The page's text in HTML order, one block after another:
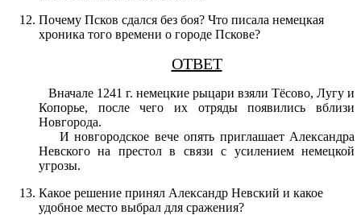
Почему Псков сдался без боя? Что писала немецкая
хроника того времени о городе Пскове?
ОТВЕТ
Вначале 1241 г. немецкие рыцари взяли Тёсово, Лугу и
Копорье, после чего их отряды появились вблизи
Новгорода.
И новгородское вече опять приглашает Александра
Невского на престол в связи с усилением немецкой
угрозы.
Какое решение принял Александр Невский и какое
удобное место выбрал для сражения?